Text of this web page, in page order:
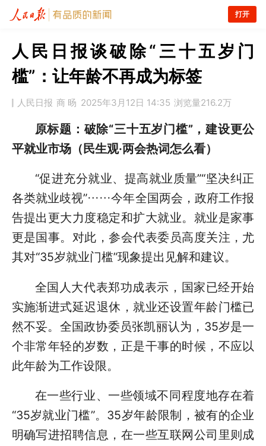
打开
人民日报谈破除“三十五岁门
槛”：让年龄不再成为标签
人民日报 商 旸 2025年3月12日 14:35 浏览量216.2万
原标题：破除“三十五岁门槛”，建设更公
平就业市场（民生观·两会热词怎么看）
“促进充分就业、提高就业质量”“坚决纠正
各类就业歧视”……今年全国两会，政府工作报
告提出更大力度稳定和扩大就业。就业是家事
更是国事。对此，参会代表委员高度关注，尤
其对“35岁就业门槛”现象提出见解和建议。
全国人大代表郑功成表示，国家已经开始
实施渐进式延迟退休，就业还设置年龄门槛已
然不妥。全国政协委员张凯丽认为，35岁是一
个非常年轻的岁数，正是干事的时候，不应以
此年龄为工作设限。
在一些行业、一些领域不同程度地存在着
“35岁就业门槛”。35岁年龄限制，被有的企业
明确写进招聘信息，在一些互联网公司里则成